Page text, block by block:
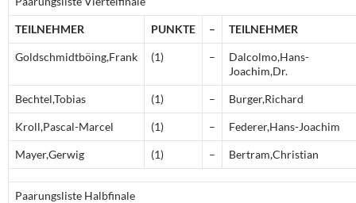
TEILNEHMER PUNKTE – TEILNEHMER
Goldschmidtböing,Frank (1) –
Dalcolmo,Hans-
Joachim,Dr.
Bechtel,Tobias (1) – Burger,Richard
Kroll,Pascal-Marcel (1) – Federer,Hans-Joachim
Mayer,Gerwig (1) – Bertram,Christian
Paarungsliste Halbfinale